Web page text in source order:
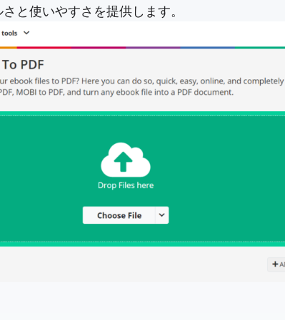
と使いやすさを提供します。